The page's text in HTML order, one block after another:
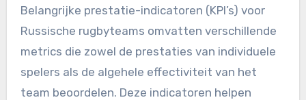
Belangrijke prestatie-indicatoren (KPI’s) voor
Russische rugbyteams omvatten verschillende
metrics die zowel de prestaties van individuele
spelers als de algehele effectiviteit van het
team beoordelen. Deze indicatoren helpen